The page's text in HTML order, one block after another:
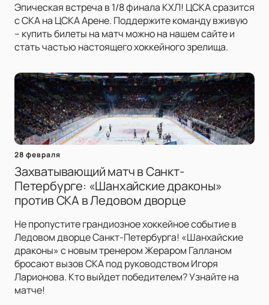
Эпическая встреча в 1/8 финала КХЛ! ЦСКА сразится
с СКА на ЦСКА Арене. Поддержите команду вживую
– купить билеты на матч можно на нашем сайте и
стать частью настоящего хоккейного зрелища.
28 февраля
Захватывающий матч в Санкт-
Петербурге: «Шанхайские драконы»
против СКА в Ледовом дворце
Не пропустите грандиозное хоккейное событие в
Ледовом дворце Санкт-Петербурга! «Шанхайские
драконы» с новым тренером Жераром Галланом
бросают вызов СКА под руководством Игоря
Ларионова. Кто выйдет победителем? Узнайте на
матче!